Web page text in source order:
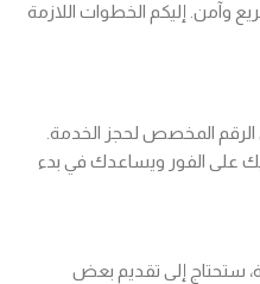
وآمن. إليكم الخطوات اللازمة
الرقم المخصص لحجز الخدمة.
على الفور ويساعدك في بدء
ستحتاج إلى تقديم بعض